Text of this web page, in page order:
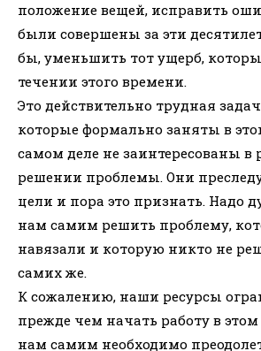
положение вещей, исправить
были совершены за эти
бы, уменьшить тот ущерб,
течении этого времени.
Это действительно трудная
которые формально заняты в
самом деле не заинтересованы в
решении проблемы. Они
цели и пора это признать. Надо
нам самим решить проблему,
навязали и которую никто не
самих же.
К сожалению, наши ресурсы
прежде чем начать работу в
нам самим необходимо